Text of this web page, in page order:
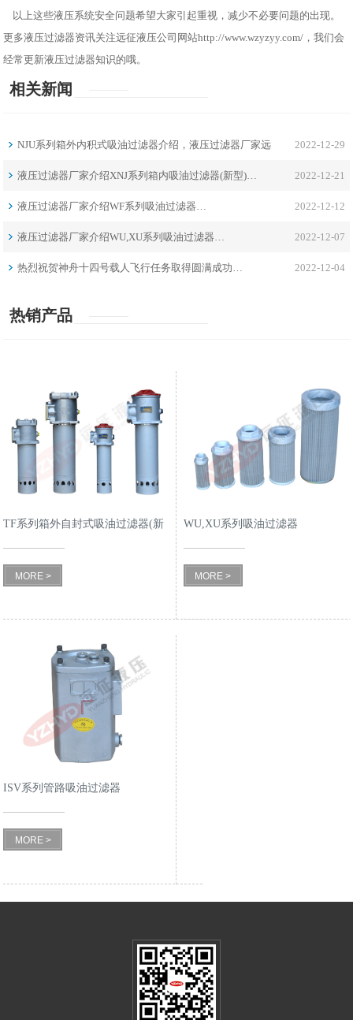
以上这些液压系统安全问题希望大家引起重视，减少不必要问题的出现。
更多液压过滤器资讯关注远征液压公司网站http://www.wzyzyy.com/，我们会
经常更新液压过滤器知识的哦。
相关新闻
NJU系列箱外内积式吸油过滤器介绍，液压过滤器厂家远
征分享…
2022-12-29
液压过滤器厂家介绍XNJ系列箱内吸油过滤器(新型)… 2022-12-21
液压过滤器厂家介绍WF系列吸油过滤器… 2022-12-12
液压过滤器厂家介绍WU,XU系列吸油过滤器… 2022-12-07
热烈祝贺神舟十四号载人飞行任务取得圆满成功… 2022-12-04
热销产品
TF系列箱外自封式吸油过滤器(新
型结构代替LXZ系列)
MORE >
WU,XU系列吸油过滤器
MORE >
ISV系列管路吸油过滤器
MORE >